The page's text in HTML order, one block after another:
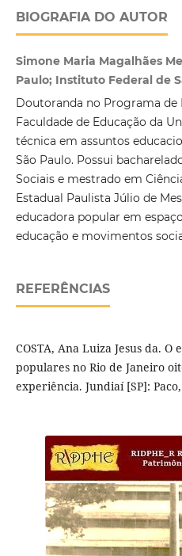
BIOGRAFIA DO AUTOR
Simone Maria Magalhães
Paulo; Instituto Federal de
Doutoranda no Programa de
Faculdade de Educação da
técnica em assuntos
São Paulo. Possui
Sociais e mestrado em
Estadual Paulista Júlio de
educadora popular em
educação e movimentos
REFERÊNCIAS
COSTA, Ana Luiza Jesus da. O
populares no Rio de Janeiro
experiência. Jundiaí [SP]: